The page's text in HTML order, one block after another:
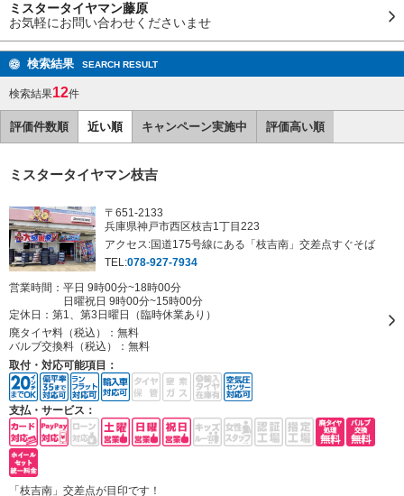
ミスタータイヤマン藤原
お気軽にお問い合わせくださいませ
検索結果 SEARCH RESULT
検索結果12件
評価件数順 近い順 キャンペーン実施中 評価高い順
ミスタータイヤマン枝吉
〒651-2133
兵庫県神戸市西区枝吉1丁目223
アクセス:国道175号線にある「枝吉南」交差点すぐそば
TEL:078-927-7934
営業時間：平日 9時00分~18時00分
日曜祝日 9時00分~15時00分
定休日： 第1、第3日曜日（臨時休業あり）
廃タイヤ料（税込）： 無料
バルブ交換料（税込）： 無料
取付・対応可能項目：
支払・サービス：
「枝吉南」交差点が目印です！